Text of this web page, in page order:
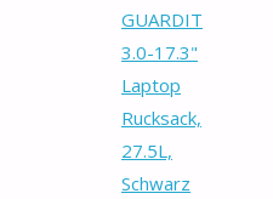
GUARDIT
3.0-17.3"
Laptop
Rucksack,
27.5L,
Schwarz